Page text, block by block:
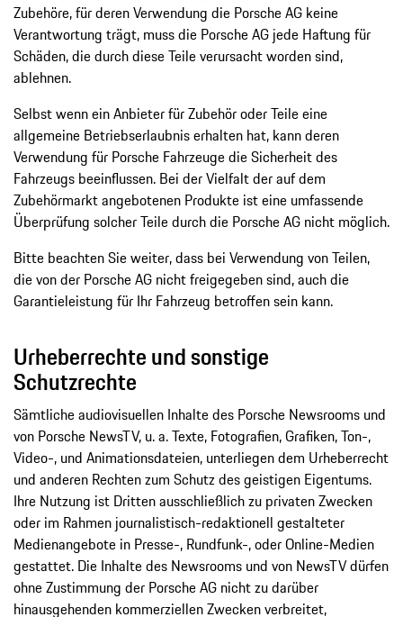
Zubehöre, für deren Verwendung die Porsche AG keine
Verantwortung trägt, muss die Porsche AG jede Haftung für
Schäden, die durch diese Teile verursacht worden sind,
ablehnen.
Selbst wenn ein Anbieter für Zubehör oder Teile eine
allgemeine Betriebserlaubnis erhalten hat, kann deren
Verwendung für Porsche Fahrzeuge die Sicherheit des
Fahrzeugs beeinflussen. Bei der Vielfalt der auf dem
Zubehörmarkt angebotenen Produkte ist eine umfassende
Überprüfung solcher Teile durch die Porsche AG nicht möglich.
Bitte beachten Sie weiter, dass bei Verwendung von Teilen,
die von der Porsche AG nicht freigegeben sind, auch die
Garantieleistung für Ihr Fahrzeug betroffen sein kann.
Urheberrechte und sonstige
Schutzrechte
Sämtliche audiovisuellen Inhalte des Porsche Newsrooms und
von Porsche NewsTV, u. a. Texte, Fotografien, Grafiken, Ton-,
Video-, und Animationsdateien, unterliegen dem Urheberrecht
und anderen Rechten zum Schutz des geistigen Eigentums.
Ihre Nutzung ist Dritten ausschließlich zu privaten Zwecken
oder im Rahmen journalistisch-redaktionell gestalteter
Medienangebote in Presse-, Rundfunk-, oder Online-Medien
gestattet. Die Inhalte des Newsrooms und von NewsTV dürfen
ohne Zustimmung der Porsche AG nicht zu darüber
hinausgehenden kommerziellen Zwecken verbreitet,